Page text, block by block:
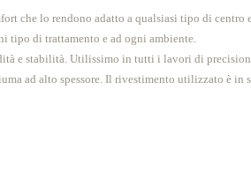
che lo rendono adatto a qualsiasi tipo di centro
tipo di trattamento e ad ogni ambiente.
e stabilità. Utilissimo in tutti i lavori di
ad alto spessore. Il rivestimento utilizzato è